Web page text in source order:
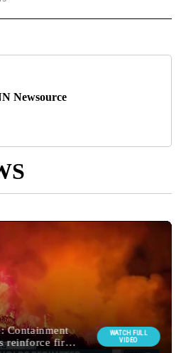
Newsource